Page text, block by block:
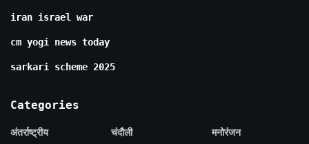
iran israel war
cm yogi news today
sarkari scheme 2025
Categories
अंतर्राष्ट्रीय
चंदौली
मनोरंजन